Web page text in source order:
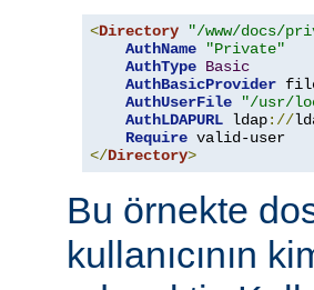
<Directory "/www/docs/
AuthName
"Private"
AuthType Basic
AuthBasicProvider
AuthUserFile
"/usr/
AuthLDAPURL ldap://
Require
</Directory>
Bu örnekte
kullanıcının